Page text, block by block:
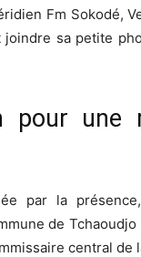
Fm Sokodé,
sa petite
pour une
par la
de
central